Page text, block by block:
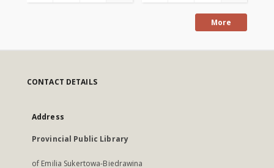
More
CONTACT DETAILS
Address
Provincial Public Library
of Emilia Sukertowa-Biedrawina